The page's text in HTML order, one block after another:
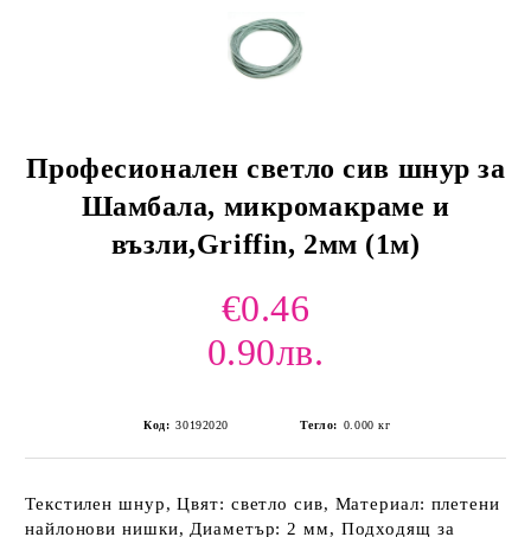
Професионален светло сив шнур за
Шамбала, микромакраме и
възли,Griffin, 2мм (1м)
€0.46
0.90лв.
Код: 30192020 Тегло: 0.000 кг
Текстилен шнур, Цвят: светло сив, Материал: плетени
найлонови нишки, Диаметър: 2 мм, Подходящ за